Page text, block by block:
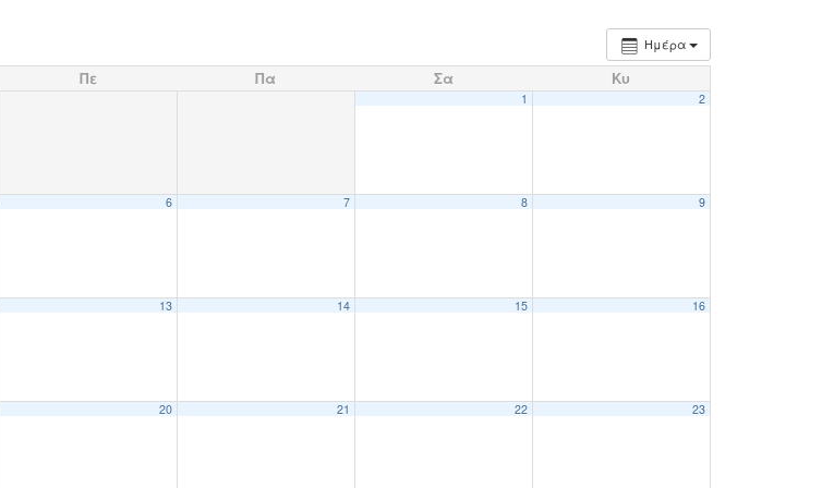
Ημέρα
Πε Πα Σα Κυ
1 2
6 7 8 9
13 14 15 16
20 21 22 23